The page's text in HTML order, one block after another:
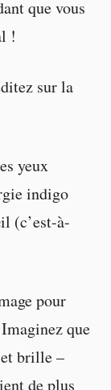
que vous
!
sur la
yeux
indigo
(c’est-à-
pour
que
brille –
de plus